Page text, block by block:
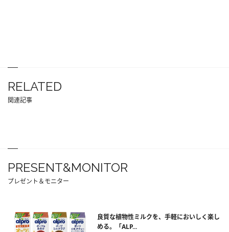
RELATED
関連記事
PRESENT&MONITOR
プレゼント＆モニター
良質な植物性ミルクを、手軽においしく楽し
める。「ALP...